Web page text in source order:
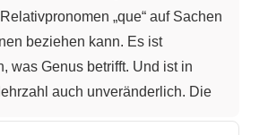
„que“ auf Sachen
beziehen kann. Es ist
was Genus betrifft. Und ist in
auch unveränderlich. Die